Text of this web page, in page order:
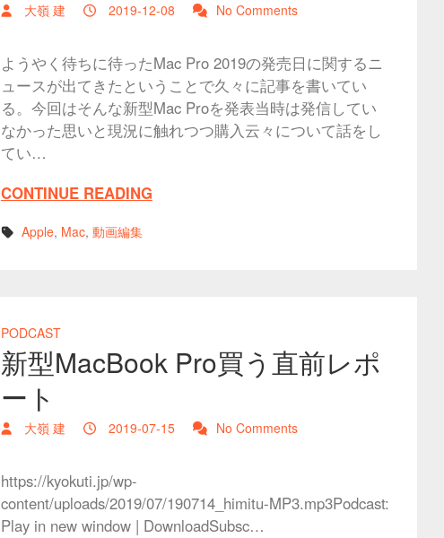
大嶺 建 2019-12-08 No Comments
ようやく待ちに待ったMac Pro 2019の発売日に関するニ
ュースが出てきたということで久々に記事を書いてい
る。今回はそんな新型Mac Proを発表当時は発信してい
なかった思いと現況に触れつつ購入云々について話をし
てい…
CONTINUE READING
Apple, Mac, 動画編集
PODCAST
新型MacBook Pro買う直前レポ
ート
大嶺 建 2019-07-15 No Comments
https://kyokuti.jp/wp-
content/uploads/2019/07/190714_himitu-MP3.mp3Podcast:
Play in new window | DownloadSubsc…